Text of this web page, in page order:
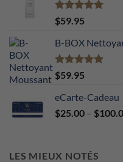
Note5.00
sur 5
$59.95
B-BOX
Note5.00
sur 5
$59.95
eCarte-Cadeau
$25.00 – $
LES MIEUX NOTÉS